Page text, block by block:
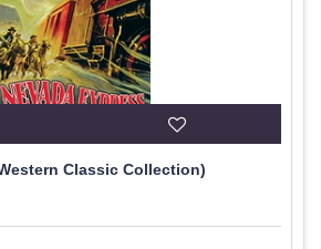
Classic Collection)